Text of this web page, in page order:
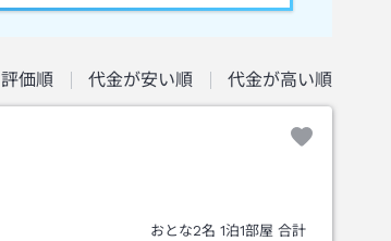
評価順 代金が安い順 代金が高い順
おとな2名 1泊1部屋 合計